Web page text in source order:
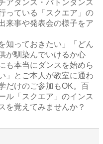
アダンス・バトンダンス
っている「スクエア」の
来事や発表会の様子をア
知っておきたい」「どん
が馴染んでいけるか心
も本当にダンスを始めら
」とご本人が教室に通わ
だけのご参加もOK。百
ル「スクエア」のインス
を覚えてみませんか？